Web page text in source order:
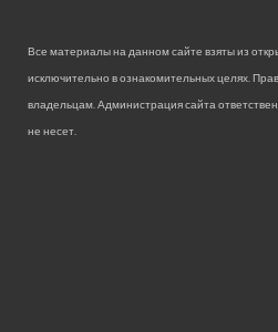
Все материалы на данном сайте взяты из
исключительно в ознакомительных целях.
владельцам. Администрация сайта
не несет.